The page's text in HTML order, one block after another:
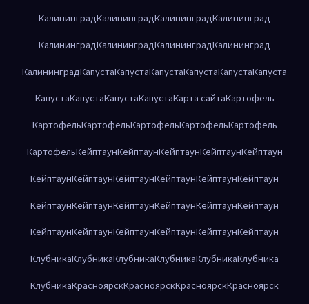
КалининградКалининградКалининградКалининград
КалининградКалининградКалининградКалининград
КалининградКапустаКапустаКапустаКапустаКапустаКапуста
КапустаКапустаКапустаКапустаКарта сайтаКартофель
КартофельКартофельКартофельКартофельКартофель
КартофельКейптаунКейптаунКейптаунКейптаунКейптаун
КейптаунКейптаунКейптаунКейптаунКейптаунКейптаун
КейптаунКейптаунКейптаунКейптаунКейптаунКейптаун
КейптаунКейптаунКейптаунКейптаунКейптаунКейптаун
КлубникаКлубникаКлубникаКлубникаКлубникаКлубника
КлубникаКрасноярскКрасноярскКрасноярскКрасноярск